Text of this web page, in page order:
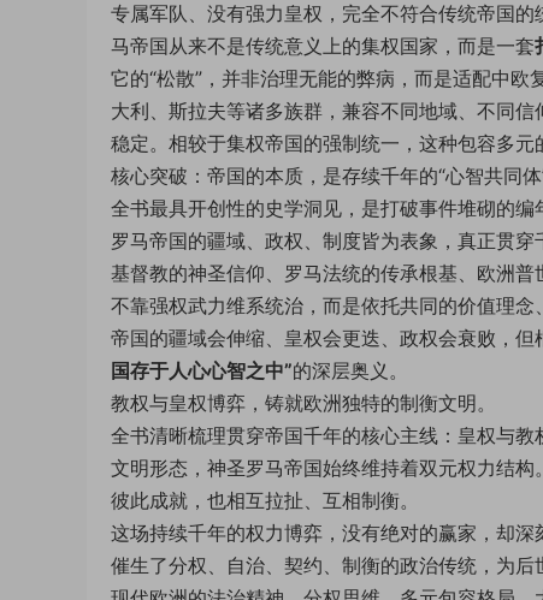
专属军队、没有强力皇权，完全不符合传统帝国
马帝国从来不是传统意义上的集权国家，而是一套
它的“松散”，并非治理无能的弊病，而是适配中
大利、斯拉夫等诸多族群，兼容不同地域、不同
稳定。相较于集权帝国的强制统一，这种包容多
核心突破：帝国的本质，是存续千年的“心智共同体”
全书最具开创性的史学洞见，是打破事件堆砌的编
罗马帝国的疆域、政权、制度皆为表象，真正贯穿
基督教的神圣信仰、罗马法统的传承根基、欧洲
不靠强权武力维系统治，而是依托共同的价值理
帝国的疆域会伸缩、皇权会更迭、政权会衰败，
国存于人心心智之中”的深层奥义。
教权与皇权博弈，铸就欧洲独特的制衡文明。
全书清晰梳理贯穿帝国千年的核心主线：皇权与
文明形态，神圣罗马帝国始终维持着双元权力结
彼此成就，也相互拉扯、互相制衡。
这场持续千年的权力博弈，没有绝对的赢家，却
催生了分权、自治、契约、制衡的政治传统，为